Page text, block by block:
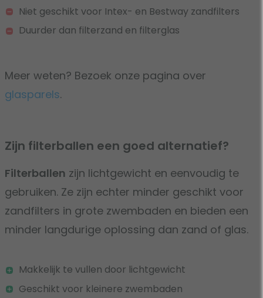
Niet geschikt voor Intex- en Bestway zandfilters
Duurder dan filterzand en filterglas
Meer weten? Bezoek onze pagina over
glasparels.
Zijn filterballen een goed alternatief?
Filterballen zijn lichtgewicht en eenvoudig te
gebruiken. Ze zijn echter minder geschikt voor
zandfilters in grote zwembaden en bieden een
minder langdurige oplossing dan zand of glas.
Makkelijk te vullen door lichtgewicht
Geschikt voor kleinere zwembaden